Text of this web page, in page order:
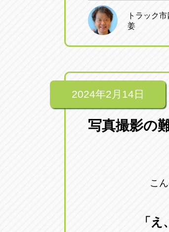
トラック
姜
2024年2月14日
写真撮影の
こ
「